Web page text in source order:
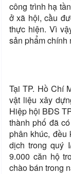
công trình hạ
ở xã hội, cầ̀u
thực hiện. Vì
sản phẩm
Tại TP. Hồ Chí
vật liệu xây
Hiệp hội BĐS
thành phố đã
phân khúc, đều
dịch trong quý
9.000 căn hộ
chào bán trong